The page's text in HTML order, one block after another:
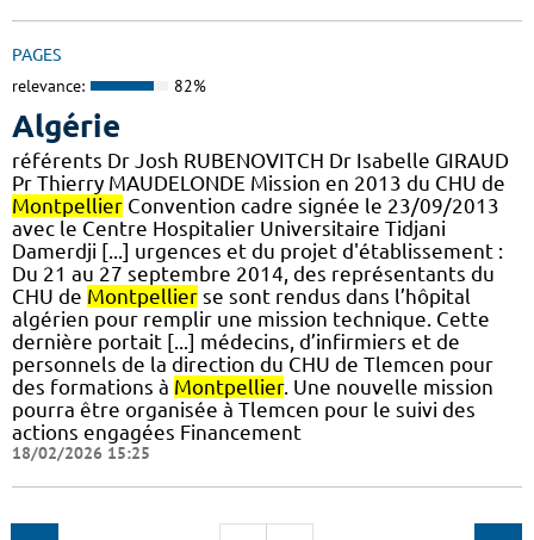
PAGES
relevance: 82%
Algérie
référents Dr Josh RUBENOVITCH Dr Isabelle GIRAUD
Pr Thierry MAUDELONDE Mission en 2013 du CHU de
Montpellier Convention cadre signée le 23/09/2013
avec le Centre Hospitalier Universitaire Tidjani
Damerdji [...] urgences et du projet d'établissement :
Du 21 au 27 septembre 2014, des représentants du
CHU de Montpellier se sont rendus dans l’hôpital
algérien pour remplir une mission technique. Cette
dernière portait [...] médecins, d’infirmiers et de
personnels de la direction du CHU de Tlemcen pour
des formations à Montpellier. Une nouvelle mission
pourra être organisée à Tlemcen pour le suivi des
actions engagées Financement
18/02/2026 15:25